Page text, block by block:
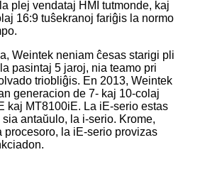
plej vendataj HMI tutmonde, kaj
16:9 tuŝekranoj fariĝis la normo
Weintek neniam ĉesas starigi pli
pasintaj 5 jaroj, nia teamo pri
triobliĝis. En 2013, Weintek
generacion de 7- kaj 10-colaj
kaj MT8100iE. La iE-serio estas
antaŭulo, la i-serio. Krome,
procesoro, la iE-serio provizas